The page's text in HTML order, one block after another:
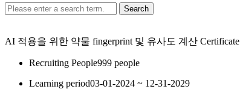
Search
AI 적용을 위한 약물 fingerprint 및 유사도 계산 Certificate
Recruiting People999 people
Learning period03-01-2024 ~ 12-31-2029